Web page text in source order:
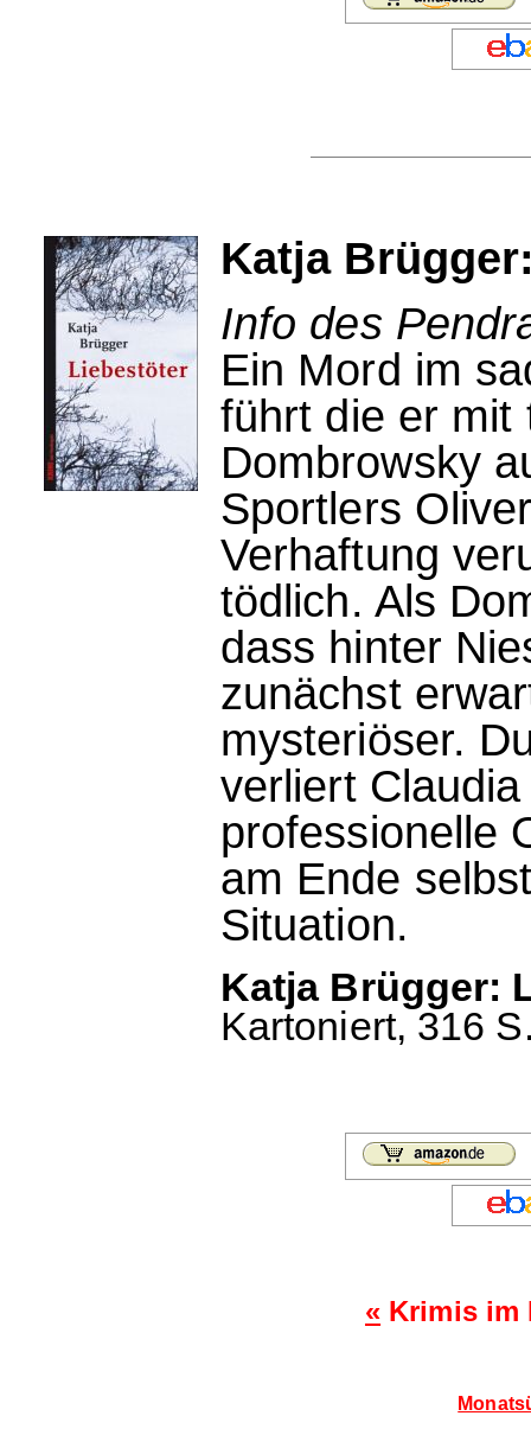
Katja
Info des
Ein Mord im
führt die er mit
Dombrowsky
Sportlers
Verhaftung
tödlich. Als
dass hinter
zunächst
mysteriöser.
verliert
professionelle
am Ende
Situation.
Katja Brügger:
Kartoniert, 316
« Krimis im